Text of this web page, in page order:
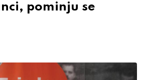
pominju se